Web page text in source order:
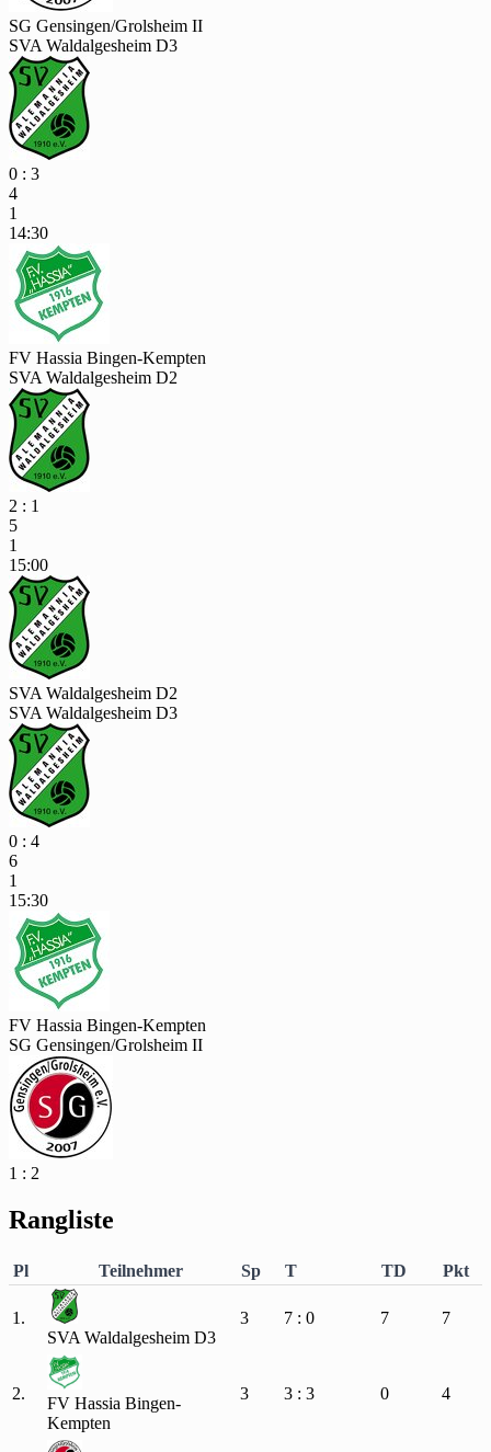
SG Gensingen/Grolsheim II
SVA Waldalgesheim D3
0 : 3
4
1
14:30
FV Hassia Bingen-Kempten
SVA Waldalgesheim D2
2 : 1
5
1
15:00
SVA Waldalgesheim D2
SVA Waldalgesheim D3
0 : 4
6
1
15:30
FV Hassia Bingen-Kempten
SG Gensingen/Grolsheim II
1 : 2
Rangliste
Pl Teilnehmer Sp T TD Pkt
1.
SVA Waldalgesheim D3
3 7 : 0 7 7
2.
FV Hassia Bingen-
Kempten
3 3 : 3 0 4